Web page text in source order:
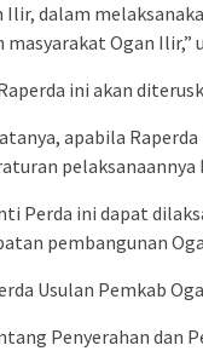
Ilir, dalam
masyarakat Ogan Ilir,”
ini akan
apabila
pelaksanaannya
Perda ini dapat
pembangunan
Usulan Pemkab
Penyerahan dan